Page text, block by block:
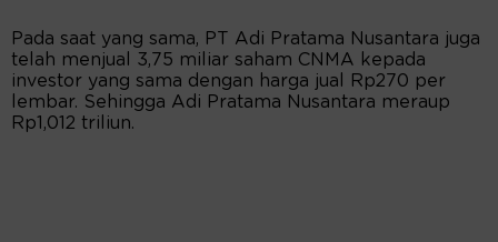
Pada saat yang sama, PT Adi Pratama Nusantara juga
telah menjual 3,75 miliar saham CNMA kepada
investor yang sama dengan harga jual Rp270 per
lembar. Sehingga Adi Pratama Nusantara meraup
Rp1,012 triliun.